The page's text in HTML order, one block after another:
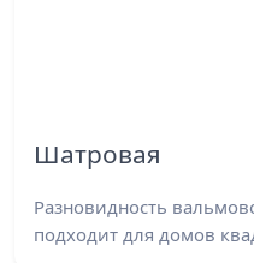
Шатровая
Разновидность
подходит для домов